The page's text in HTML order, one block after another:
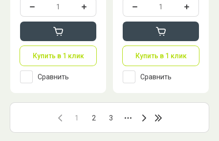
Купить в 1 клик
Сравнить
Купить в 1 клик
Сравнить
1 2 3